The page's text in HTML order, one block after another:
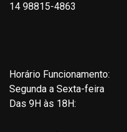
14 98815-4863
Horário Funcionamento:
Segunda a Sexta-feira
Das 9H às 18H: